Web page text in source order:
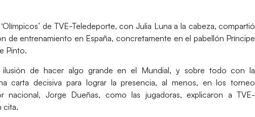
de TVE-Teledeporte, con Julia Luna a la cabeza, compartió
de entrenamiento en España, concretamente en el pabellón Príncipe
Pinto.
de hacer algo grande en el Mundial, y sobre todo con la
carta decisiva para lograr la presencia, al menos, en los torneo
nacional, Jorge Dueñas, como las jugadoras, explicaron a TVE-
cita.